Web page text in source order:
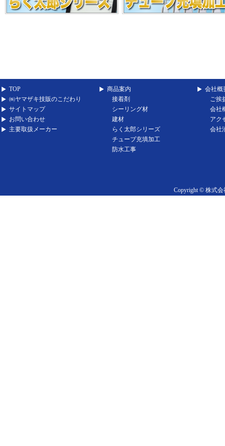
TOP
㈱ヤマザキ技販のこだわり
サイトマップ
お問い合わせ
主要取扱メーカー
商品案内
接着剤
シーリング材
建材
らく太郎シリーズ
チューブ充填加工
防水工事
会社概
ご挨
会社
アク
会社
Copyright © 株式会